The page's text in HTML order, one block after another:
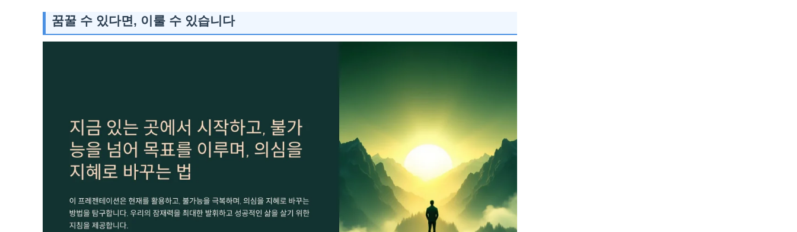
꿈꿀 수 있다면, 이룰 수 있습니다